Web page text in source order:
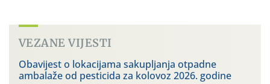
VEZANE VIJESTI
Obavijest o lokacijama sakupljanja otpadne
ambalaže od pesticida za kolovoz 2026. godine